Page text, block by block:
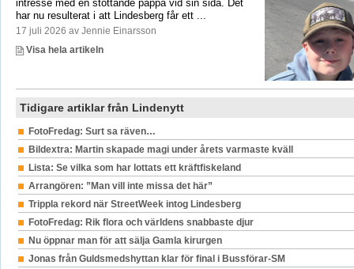
intresse med en stöttande pappa vid sin sida. Det
har nu resulterat i att Lindesberg får ett ...
17 juli 2026 av Jennie Einarsson
Visa hela artikeln
Tidigare artiklar från Lindenytt
FotoFredag: Surt sa räven…
Bildextra: Martin skapade magi under årets varmaste kväll
Lista: Se vilka som har lottats ett kräftfiskeland
Arrangören: ”Man vill inte missa det här”
Trippla rekord när StreetWeek intog Lindesberg
FotoFredag: Rik flora och världens snabbaste djur
Nu öppnar man för att sälja Gamla kirurgen
Jonas från Guldsmedshyttan klar för final i Bussförar-SM